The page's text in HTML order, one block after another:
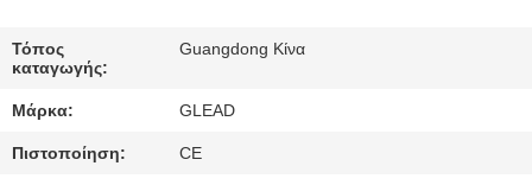
ΕΠΙΣΚΈΨΕΙΣ
ΣΤΟ
Τόπος
καταγωγής:
Guangdong Κίνα
Μάρκα: GLEAD
Πιστοποίηση: CE